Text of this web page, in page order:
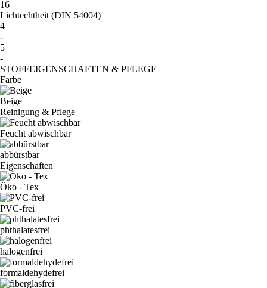
16
Lichtechtheit (DIN 54004)
4
-
5
-
STOFFEIGENSCHAFTEN & PFLEGE
Farbe
Beige
Reinigung & Pflege
Feucht abwischbar
abbürstbar
Eigenschaften
Öko - Tex
PVC-frei
phthalatesfrei
halogenfrei
formaldehydefrei